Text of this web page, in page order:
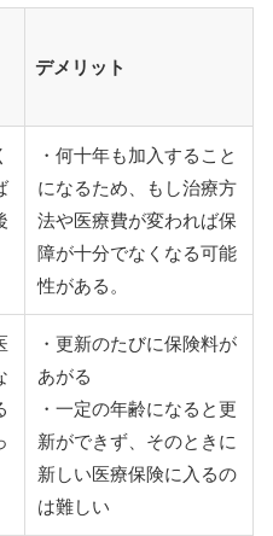
デメリット
・何十年も加入すること
になるため、もし治療方
法や医療費が変われば保
障が十分でなくなる可能
性がある。
・更新のたびに保険料が
あがる
・一定の年齢になると更
新ができず、そのときに
新しい医療保険に入るの
は難しい